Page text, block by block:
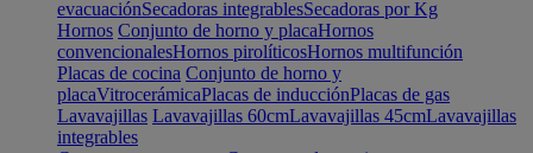
evacuaciónSecadoras integrablesSecadoras por Kg
Hornos Conjunto de horno y placaHornos
convencionalesHornos pirolíticosHornos multifunción
Placas de cocina Conjunto de horno y
placaVitrocerámicaPlacas de inducciónPlacas de gas
Lavavajillas Lavavajillas 60cmLavavajillas 45cmLavavajillas
integrables